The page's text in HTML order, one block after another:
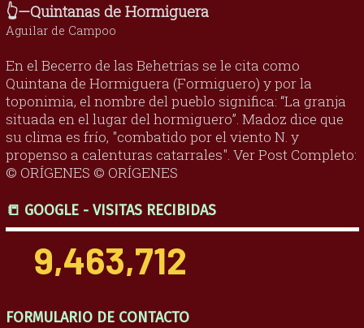
👆—Quintanas de Hormiguera
Aguilar de Campoo
En el Becerro de las Behetrías se le cita como
Quintana de Hormiguera (Formiguero) y por la
toponimia, el nombre del pueblo significa: “La granja
situada en el lugar del hormiguero”. Madoz dice que
su clima es frío, "combatido por el viento N. y
propenso a calenturas catarrales". Ver Post Completo:
© ORÍGENES © ORÍGENES
📒 GOOGLE - VISITAS RECIBIDAS
9,463,712
FORMULARIO DE CONTACTO